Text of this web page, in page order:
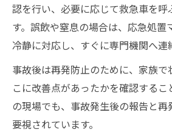
認を行い、必要に応じて救急車を呼
す。誤飲や窒息の場合は、応急処置
冷静に対応し、すぐに専門機関へ連
事故後は再発防止のために、家族
こに改善点があったかを確認する
の現場でも、事故発生後の報告と
要視されています。